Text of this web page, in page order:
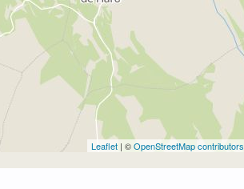
Leaflet | ©OpenStreetMap contributors